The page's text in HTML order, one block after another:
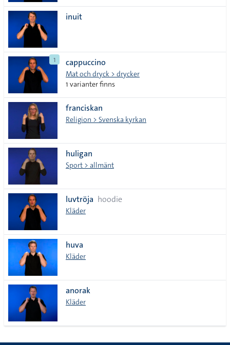
inuit
1 cappuccino
Mat och dryck > drycker
1 varianter finns
franciskan
Religion > Svenska kyrkan
huligan
Sport > allmänt
luvtröja hoodie
Kläder
huva
Kläder
anorak
Kläder